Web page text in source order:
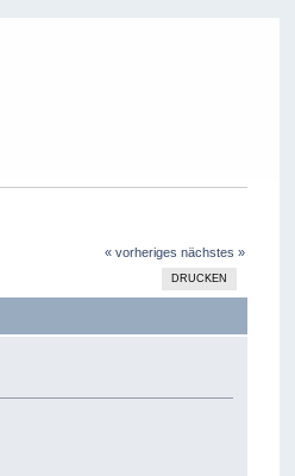
« vorheriges nächstes »
DRUCKEN